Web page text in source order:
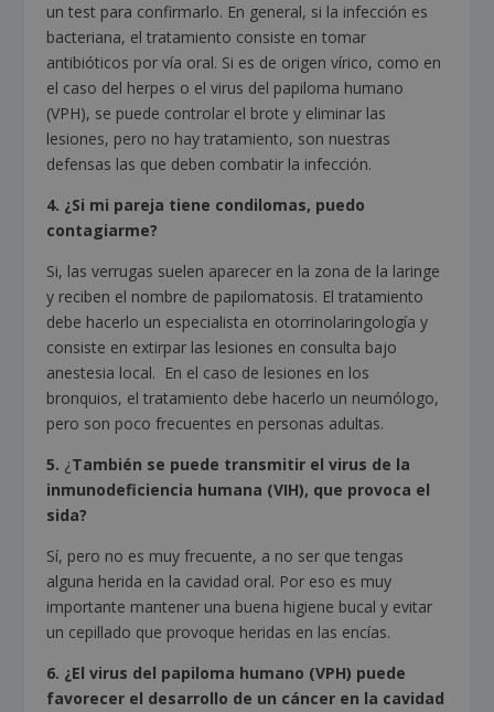
un test para confirmarlo. En general, si la infección es
bacteriana, el tratamiento consiste en tomar
antibióticos por vía oral. Si es de origen vírico, como en
el caso del herpes o el virus del papiloma humano
(VPH), se puede controlar el brote y eliminar las
lesiones, pero no hay tratamiento, son nuestras
defensas las que deben combatir la infección.
4. ¿Si mi pareja tiene condilomas, puedo
contagiarme?
Si, las verrugas suelen aparecer en la zona de la laringe
y reciben el nombre de papilomatosis. El tratamiento
debe hacerlo un especialista en otorrinolaringología y
consiste en extirpar las lesiones en consulta bajo
anestesia local. En el caso de lesiones en los
bronquios, el tratamiento debe hacerlo un neumólogo,
pero son poco frecuentes en personas adultas.
5. ¿También se puede transmitir el virus de la
inmunodeficiencia humana (VIH), que provoca el
sida?
Sí, pero no es muy frecuente, a no ser que tengas
alguna herida en la cavidad oral. Por eso es muy
importante mantener una buena higiene bucal y evitar
un cepillado que provoque heridas en las encías.
6. ¿El virus del papiloma humano (VPH) puede
favorecer el desarrollo de un cáncer en la cavidad